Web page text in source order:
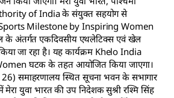
of India के संयुक्त सहयोग से
Milestone by Inspiring Women
अंतर्गत एकदिवसीय एथलेटिक्स एवं खेल
जा रहा है। यह कार्यक्रम Khelo India
घटक के तहत आयोजित किया जाएगा।
समाहरणालय स्थित सूचना भवन के सभागार
युवा भारत की उप निदेशक सुश्री रश्मि सिंह